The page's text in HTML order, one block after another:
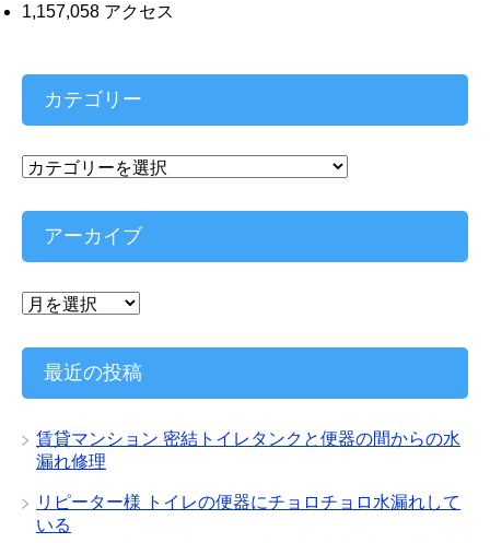
1,157,058 アクセス
カテゴリー
カ
ゴ
ー
アーカイブ
ア
カ
ブ
最近の投稿
賃貸マンション 密結トイレタンクと便器の間からの水
漏れ修理
リピーター様 トイレの便器にチョロチョロ水漏れして
いる